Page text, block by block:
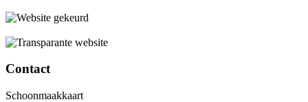
Contact
Schoonmaakkaart